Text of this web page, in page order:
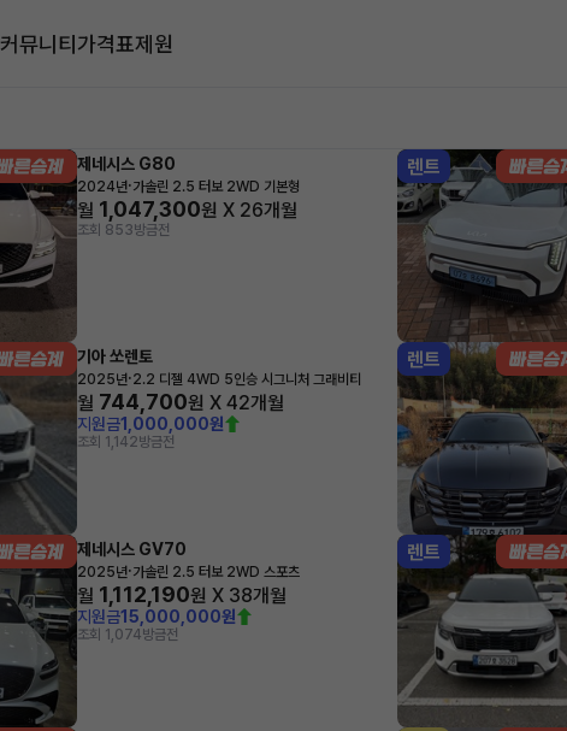
커뮤니티가격표제원
제네시스 G80
2024년·가솔린 2.5 터보 2WD 기본형
월 1,047,300원 X 26개월
조회 853방금전
렌트
기아 쏘렌토
2025년·2.2 디젤 4WD 5인승 시그니처 그래비티
월 744,700원 X 42개월
지원금1,000,000원
조회 1,142방금전
렌트
제네시스 GV70
2025년·가솔린 2.5 터보 2WD 스포츠
월 1,112,190원 X 38개월
지원금15,000,000원
조회 1,074방금전
렌트